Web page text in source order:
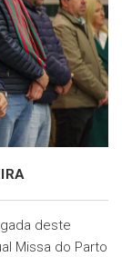
deste
Missa do Parto